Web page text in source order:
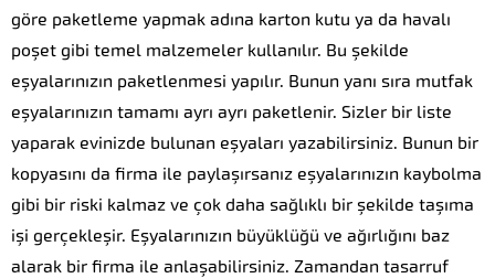
göre paketleme yapmak adına karton kutu ya da havalı
poşet gibi temel malzemeler kullanılır. Bu şekilde
eşyalarınızın paketlenmesi yapılır. Bunun yanı sıra mutfak
eşyalarınızın tamamı ayrı ayrı paketlenir. Sizler bir liste
yaparak evinizde bulunan eşyaları yazabilirsiniz. Bunun bir
kopyasını da firma ile paylaşırsanız eşyalarınızın kaybolma
gibi bir riski kalmaz ve çok daha sağlıklı bir şekilde taşıma
işi gerçekleşir. Eşyalarınızın büyüklüğü ve ağırlığını baz
alarak bir firma ile anlaşabilirsiniz. Zamandan tasarruf